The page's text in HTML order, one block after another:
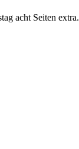
acht Seiten extra.